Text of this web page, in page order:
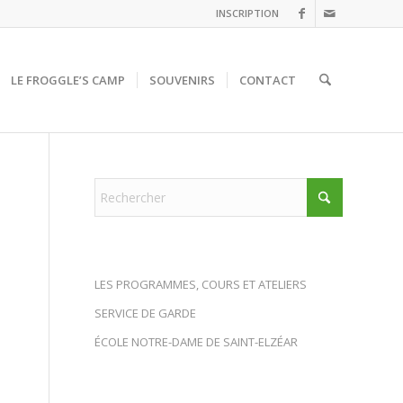
INSCRIPTION
LE FROGGLE’S CAMP SOUVENIRS CONTACT
LES PROGRAMMES, COURS ET ATELIERS
SERVICE DE GARDE
ÉCOLE NOTRE-DAME DE SAINT-ELZÉAR